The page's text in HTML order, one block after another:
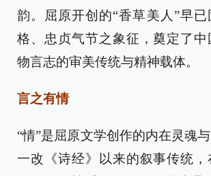
韵。屈原开创的“香草美人”早已
格、忠贞气节之象征，奠定了
物言志的审美传统与精神载体。
言之有情
“情”是屈原文学创作的内在灵魂
一改《诗经》以来的叙事传统